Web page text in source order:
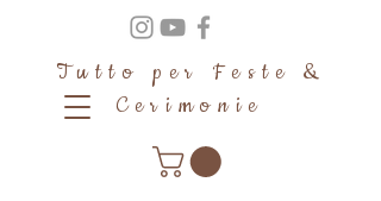
Tutto per Feste &
Cerimonie